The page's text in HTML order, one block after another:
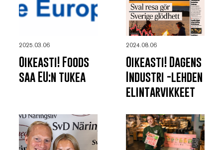
2025.03.06
Oikeasti! Foods
saa EU:n tukea
2024.08.06
Oikeasti! Dagens
Industri -lehden
elintarvikkeet